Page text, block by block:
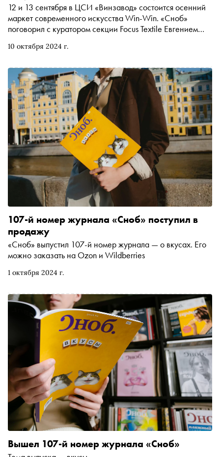
Симоновым и его женой Марусей — арт-менеджером,
продюсером и музой Ивана
10 октября 2024 г.
12 и 13 сентября в ЦСИ «Винзавод» состоится осенний
маркет современного искусства Win-Win. «Сноб»
поговорил с куратором секции Focus Textile Евгением
коллекционером авторских гобеленов и ковров ручной
российской арт-сцене, зачем его коллекционировать и
что дает участие в Win-Win молодым авторам
1 октября 2024 г.
107-й номер журнала «Сноб» поступил в
продажу
«Сноб» выпустил 107-й номер журнала — о вкусах. Его
можно заказать на Ozon и Wildberries
Вышел 107-й номер журнала «Сноб»